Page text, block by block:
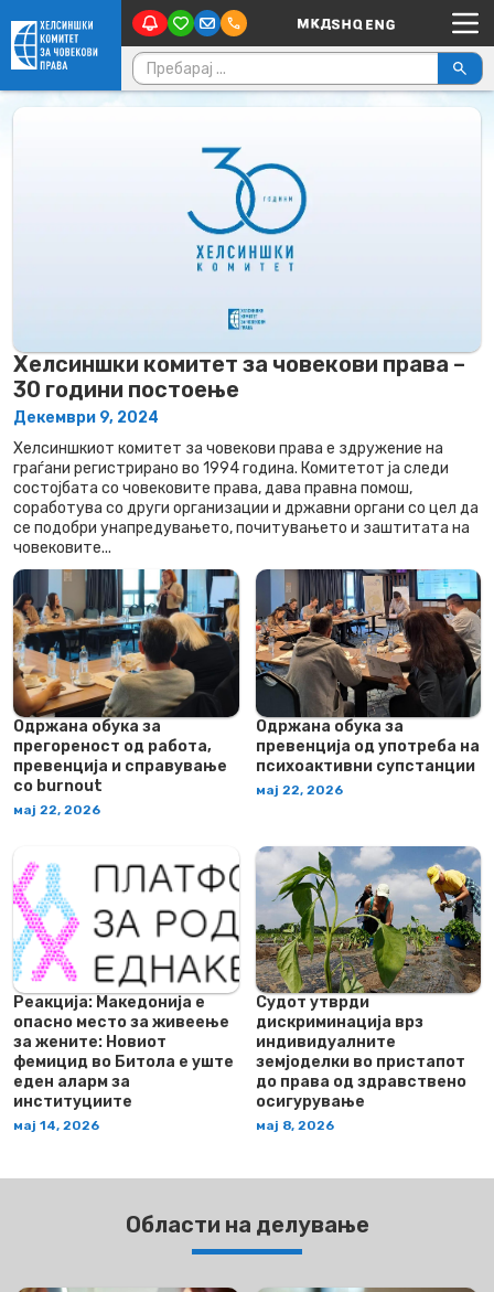
Skip to content Main Navigation
Пребарувај за:
Хелсиншки комитет за човекови права –
30 години постоење
Декември 9, 2024
Хелсиншкиот комитет за човекови права е здружение на
граѓани регистрирано во 1994 година. Комитетот ја следи
состојбата со човековите права, дава правна помош,
соработува со други организации и државни органи со цел да
се подобри унапредувањето, почитувањето и заштитата на
човековите...
Одржана обука за
прегореност од работа,
превенција и справување
со burnout
мај 22, 2026
Одржана обука за
превенција од употреба на
психоактивни супстанции
мај 22, 2026
Реакција: Македонија е
опасно место за живеење
за жените: Новиот
фемицид во Битола е уште
еден аларм за
институциите
мај 14, 2026
Судот утврди
дискриминација врз
индивидуалните
земјоделки во пристапот
до права од здравствено
осигурување
мај 8, 2026
Области на делување